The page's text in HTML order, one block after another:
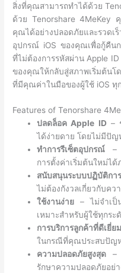
สิ่งที่คุณสามารถทำได้ด้วย
ด้วย Tenorshare 4MeKey
คุณได้อย่างปลอดภัยและรวด
อุปกรณ์ iOS ของคุณเพื่อกู้คืน
ที่ไม่ต้องการรหัสผ่าน Apple
ของคุณให้กลับสู่สภาพเริ่มต้นโ
ที่มีคุณค่าในมือของผู้ใช้ iOS ทุ
Features of Tenorshare
ปลดล็อค Apple ID –
ได้ง่ายดาย โดยไม่มีปัญ
ทำการรีเซ็ตอุปกรณ์ –
การตั้งค่าเริ่มต้นใหม่ได้
สนับสนุนระบบปฏิบัติกา
ไม่ต้องกังวลเกี่ยวกับคว
ใช้งานง่าย – ไม่จำเป็
เหมาะสำหรับผู้ใช้ทุกระ
การบริการลูกค้าที่ดีเยี่ยม
ในกรณีที่คุณประสบปัญ
ความปลอดภัยสูงสุด –
รักษาความปลอดภัยอย่า